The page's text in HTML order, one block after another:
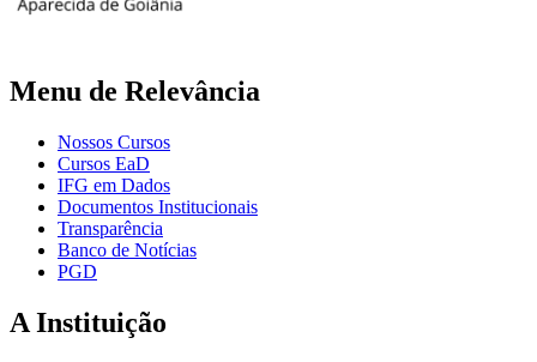
Menu de Relevância
Nossos Cursos
Cursos EaD
IFG em Dados
Documentos Institucionais
Transparência
Banco de Notícias
PGD
A Instituição